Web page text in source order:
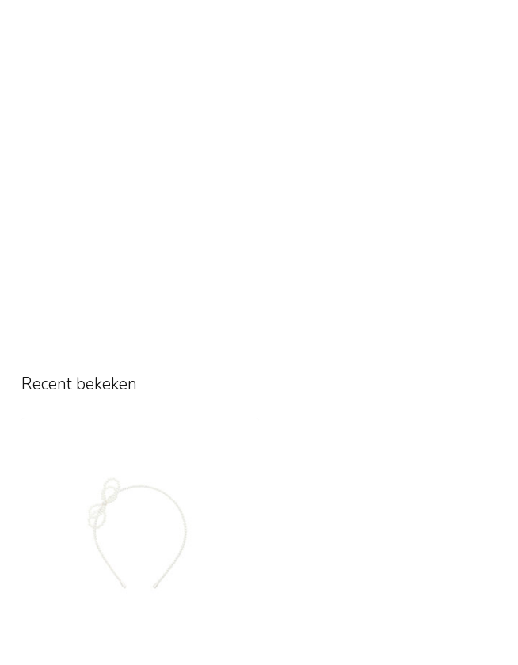
Recent bekeken